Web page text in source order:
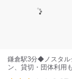
鎌倉駅3分◆ノスタル
ン、貸切・団体利用